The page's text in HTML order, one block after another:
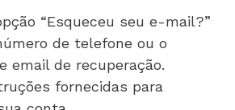
“Esqueceu seu e-mail?”
de telefone ou o
email de recuperação.
fornecidas para